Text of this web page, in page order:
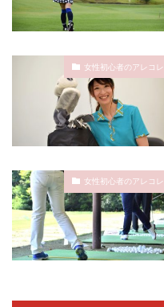
女性初心者のアレコレ
女性初心者のアレコレ